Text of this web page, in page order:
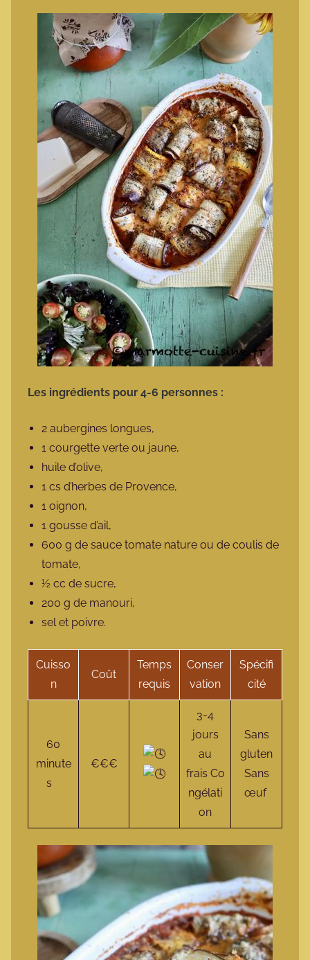
Les ingrédients pour 4-6 personnes :
2 aubergines longues,
1 courgette verte ou jaune,
huile d’olive,
1 cs d’herbes de Provence,
1 oignon,
1 gousse d’ail,
600 g de sauce tomate nature ou de coulis de
tomate,
½ cc de sucre,
200 g de manouri,
sel et poivre.
Cuisso
n
Coût
Temps
requis
Conser
vation
Spécifi
cité
60
minute
s
€€€
3-4
jours
au
frais Co
ngélati
on
Sans
gluten
Sans
œuf